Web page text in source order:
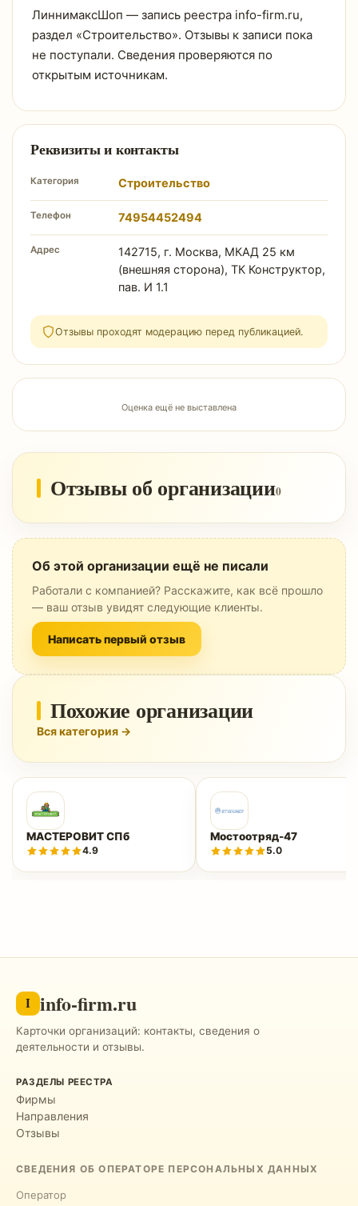
ЛиннимаксШоп — запись реестра info-firm.ru,
раздел «Строительство». Отзывы к записи пока
не поступали. Сведения проверяются по
открытым источникам.
Реквизиты и контакты
Категория Строительство
Телефон 74954452494
Адрес
142715, г. Москва, МКАД 25 км
(внешняя сторона), ТК Конструктор,
пав. И 1.1
Отзывы проходят модерацию перед публикацией.
Оценка ещё не выставлена
Отзывы об организации0
Об этой организации ещё не писали
Работали с компанией? Расскажите, как всё прошло
— ваш отзыв увидят следующие клиенты.
Написать первый отзыв
Похожие организации
Вся категория →
МАСТЕРОВИТ СПб
4.9
Мостоотряд-47
5.0
I info-firm.ru
Карточки организаций: контакты, сведения о
деятельности и отзывы.
РАЗДЕЛЫ РЕЕСТРА
Фирмы
Направления
Отзывы
СВЕДЕНИЯ ОБ ОПЕРАТОРЕ ПЕРСОНАЛЬНЫХ ДАННЫХ
Оператор